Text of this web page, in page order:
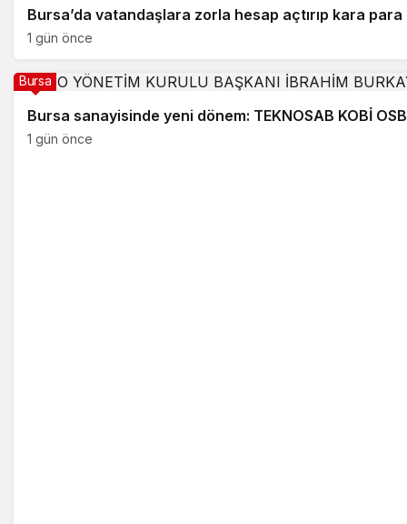
Bursa’da vatandaşlara zorla hesap açtırıp kara para
1 gün önce
Bursa sanayisinde yeni dönem: TEKNOSAB KOBİ
Bursa
1 gün önce